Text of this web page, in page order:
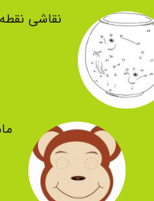
نقاشی